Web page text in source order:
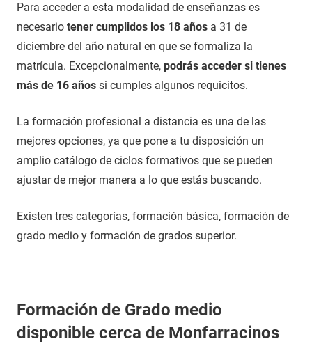
Para acceder a esta modalidad de enseñanzas es
necesario tener cumplidos los 18 años a 31 de
diciembre del año natural en que se formaliza la
matrícula. Excepcionalmente, podrás acceder si tienes
más de 16 años si cumples algunos requicitos.
La formación profesional a distancia es una de las
mejores opciones, ya que pone a tu disposición un
amplio catálogo de ciclos formativos que se pueden
ajustar de mejor manera a lo que estás buscando.
Existen tres categorías, formación básica, formación de
grado medio y formación de grados superior.
Formación de Grado medio
disponible cerca de Monfarracinos